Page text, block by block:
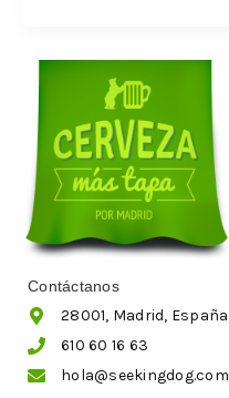
Contáctanos
28001, Madrid, España
610 60 16 63
hola@seekingdog.com